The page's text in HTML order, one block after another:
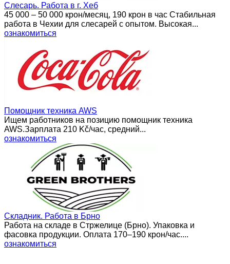
Слесарь. Работа в г. Хеб
45 000 – 50 000 крон/месяц, 190 крон в час Стабильная
работа в Чехии для слесарей с опытом. Высокая...
ознакомиться
Помощник техника AWS
Ищем работников на позицию помощник техника
AWS.Зарплата 210 Kč/час, средний...
ознакомиться
Складник. Работа в Брно
Работа на складе в Стржелице (Брно). Упаковка и
фасовка продукции. Оплата 170–190 крон/час....
ознакомиться